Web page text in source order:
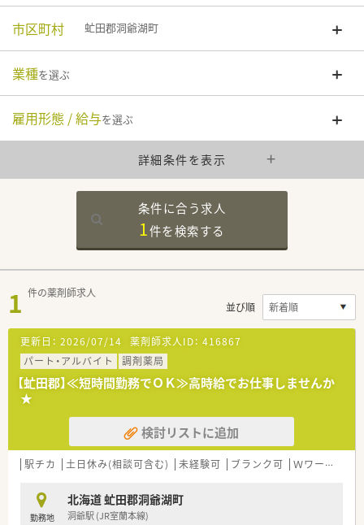
市区町村 虻田郡洞爺湖町
業種を選ぶ
雇用形態 / 給与を選ぶ
詳細条件を表示
条件に合う求人
1件を検索する
1 件の薬剤師求人
並び順
更新日： 2026/07/14 薬剤師求人ID： 416867
パート・アルバイト
調剤薬局
【虻田郡】≪短時間勤務でＯＫ≫高時給でお仕事しませんか
★
検討リストに追加
駅チカ 土日休み(相談可含む) 未経験可 ブランク可 Ｗワーク可
勤務地
北海道 虻田郡洞爺湖町
洞爺駅 (JR室蘭本線)